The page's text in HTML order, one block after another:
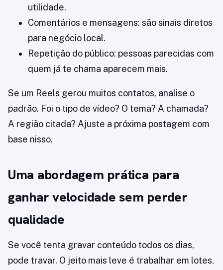
utilidade.
Comentários e mensagens: são sinais diretos
para negócio local.
Repetição do público: pessoas parecidas com
quem já te chama aparecem mais.
Se um Reels gerou muitos contatos, analise o
padrão. Foi o tipo de vídeo? O tema? A chamada?
A região citada? Ajuste a próxima postagem com
base nisso.
Uma abordagem prática para
ganhar velocidade sem perder
qualidade
Se você tenta gravar conteúdo todos os dias,
pode travar. O jeito mais leve é trabalhar em lotes.